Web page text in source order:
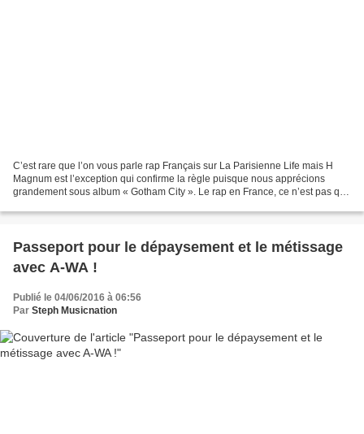
C’est rare que l’on vous parle rap Français sur La Parisienne Life mais H
Magnum est l’exception qui confirme la règle puisque nous apprécions
grandement sous album « Gotham City ». Le rap en France, ce n’est pas que
Passeport pour le dépaysement et le métissage
avec A-WA !
Publié le 04/06/2016 à 06:56
Par Steph Musicnation